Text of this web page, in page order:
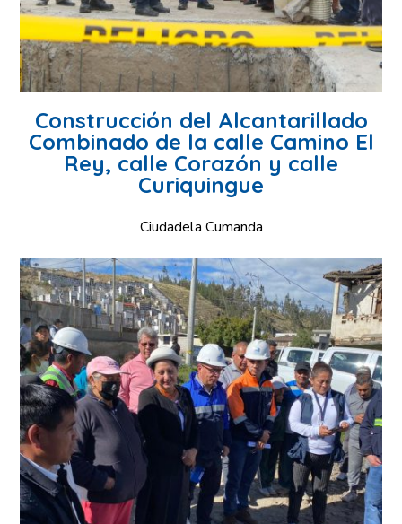
Construcción del Alcantarillado
Combinado de la calle Camino El
Rey, calle Corazón y calle
Curiquingue
Ciudadela Cumanda